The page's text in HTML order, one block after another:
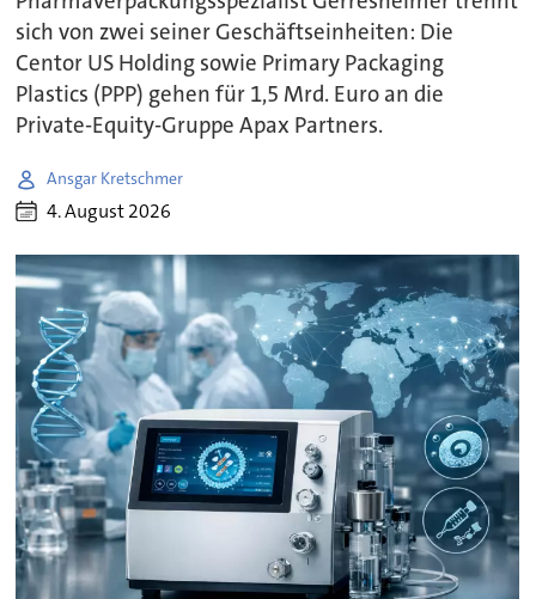
sich von zwei seiner Geschäftseinheiten: Die
Centor US Holding sowie Primary Packaging
Plastics (PPP) gehen für 1,5 Mrd. Euro an die
Private-Equity-Gruppe Apax Partners.
Ansgar Kretschmer
4. August 2026